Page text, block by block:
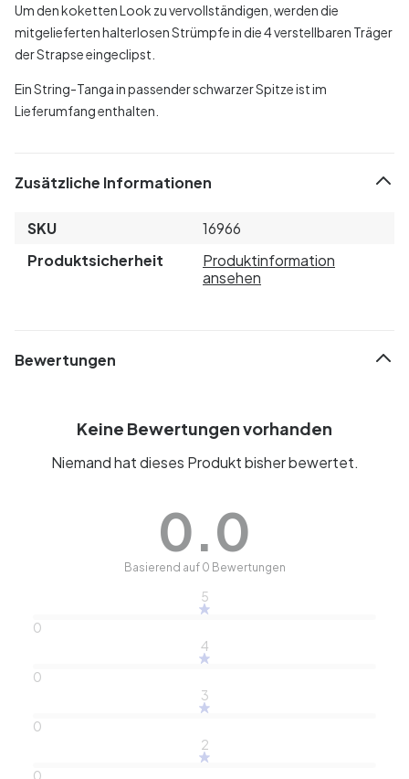
Um den koketten Look zu vervollständigen, werden die
mitgelieferten halterlosen Strümpfe in die 4 verstellbaren Träger
der Strapse eingeclipst.
Ein String-Tanga in passender schwarzer Spitze ist im
Lieferumfang enthalten.
Zusätzliche Informationen
SKU
16966
Produktsicherheit
Produktinformation
ansehen
Bewertungen
Keine Bewertungen vorhanden
Niemand hat dieses Produkt bisher bewertet.
0.0
Basierend auf 0 Bewertungen
5
0
4
0
3
0
2
0